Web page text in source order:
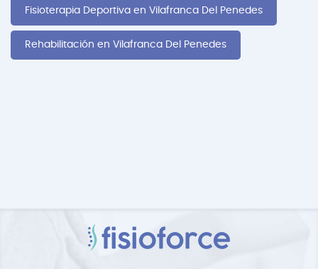
Fisioterapia Deportiva en Vilafranca Del Penedes
Rehabilitación en Vilafranca Del Penedes